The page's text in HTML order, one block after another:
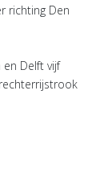
richting Den
Delft vijf